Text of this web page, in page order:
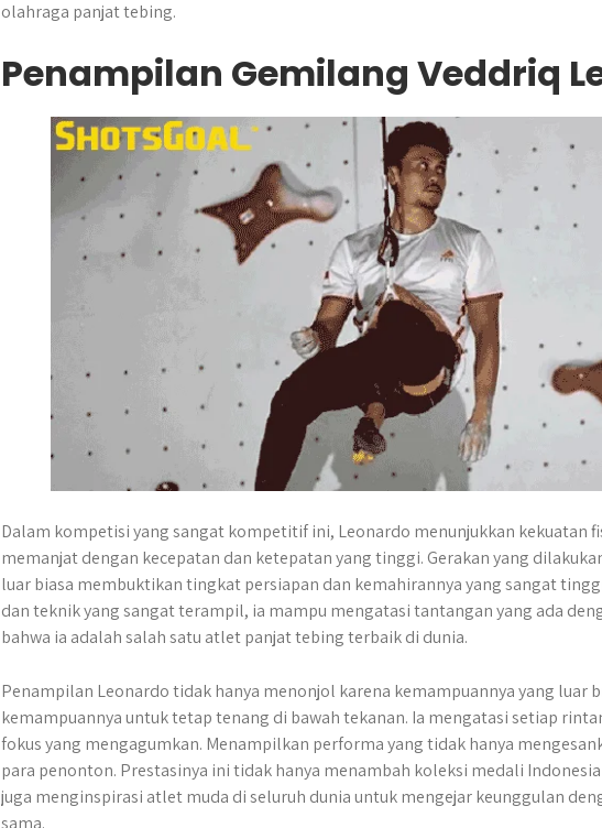
olahraga panjat tebing.
Penampilan Gemilang Veddriq
Dalam kompetisi yang sangat kompetitif ini, Leonardo menunjukkan kekuatan
memanjat dengan kecepatan dan ketepatan yang tinggi. Gerakan yang
luar biasa membuktikan tingkat persiapan dan kemahirannya yang sangat
dan teknik yang sangat terampil, ia mampu mengatasi tantangan yang ada
bahwa ia adalah salah satu atlet panjat tebing terbaik di dunia.
Penampilan Leonardo tidak hanya menonjol karena kemampuannya yang luar
kemampuannya untuk tetap tenang di bawah tekanan. Ia mengatasi setiap
fokus yang mengagumkan. Menampilkan performa yang tidak hanya
para penonton. Prestasinya ini tidak hanya menambah koleksi medali
juga menginspirasi atlet muda di seluruh dunia untuk mengejar keunggulan
sama.